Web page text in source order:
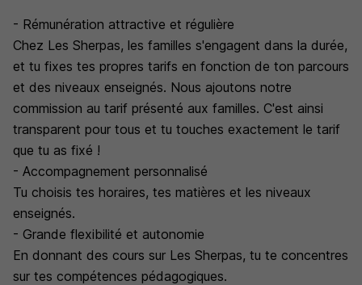
- Rémunération attractive et régulière
Chez Les Sherpas, les familles s'engagent dans la durée,
et tu fixes tes propres tarifs en fonction de ton parcours
et des niveaux enseignés. Nous ajoutons notre
commission au tarif présenté aux familles. C'est ainsi
transparent pour tous et tu touches exactement le tarif
que tu as fixé !
- Accompagnement personnalisé
Tu choisis tes horaires, tes matières et les niveaux
enseignés.
- Grande flexibilité et autonomie
En donnant des cours sur Les Sherpas, tu te concentres
sur tes compétences pédagogiques.